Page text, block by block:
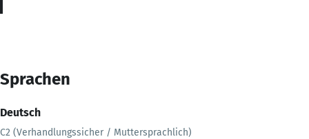
Sprachen
Deutsch
C2 (Verhandlungssicher / Muttersprachlich)